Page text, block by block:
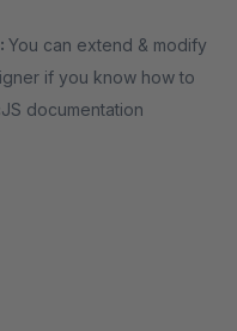
You can extend & modify
if you know how to
documentation